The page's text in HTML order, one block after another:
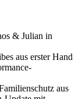
& Julian in
aus erster Hand
aus